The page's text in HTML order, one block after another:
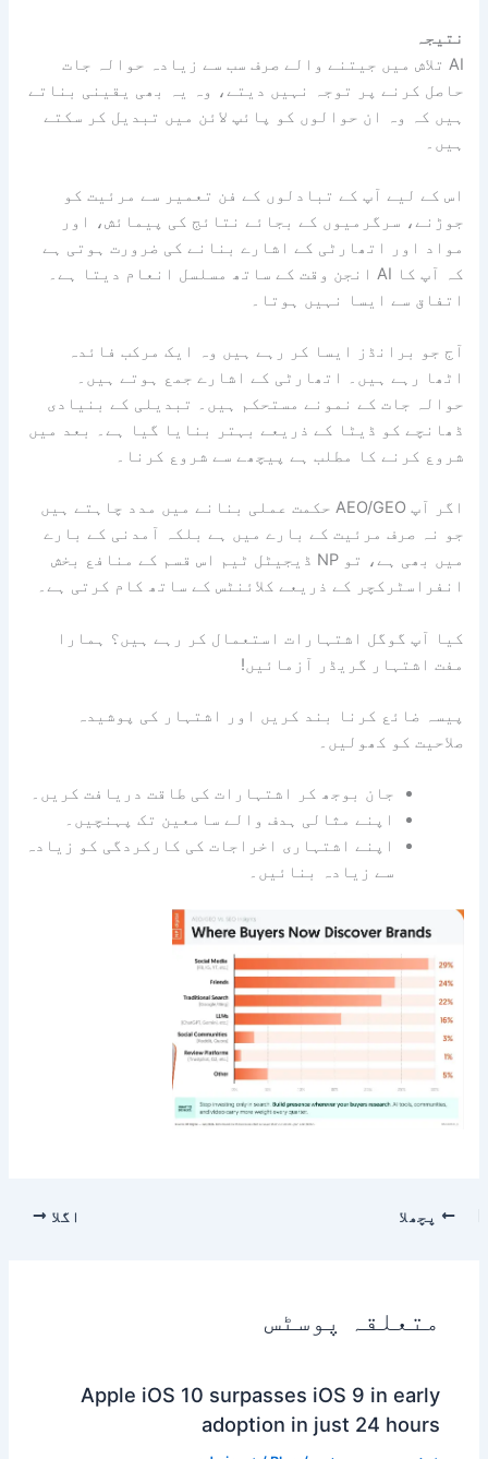
نتیجہ
AI تلاش میں جیتنے والے صرف سب سے زیادہ حوالہ جات
حاصل کرنے پر توجہ نہیں دیتے، وہ یہ بھی یقینی بناتے
ہیں کہ وہ ان حوالوں کو پائپ لائن میں تبدیل کر سکتے
ہیں۔
اس کے لیے آپ کے تبادلوں کے فن تعمیر سے مرئیت کو
جوڑنے، سرگرمیوں کے بجائے نتائج کی پیمائش، اور
مواد اور اتھارٹی کے اشارے بنانے کی ضرورت ہوتی ہے
کہ آپ کا AI انجن وقت کے ساتھ مسلسل انعام دیتا ہے۔
اتفاق سے ایسا نہیں ہوتا۔
آج جو برانڈز ایسا کر رہے ہیں وہ ایک مرکب فائدہ
اٹھا رہے ہیں۔ اتھارٹی کے اشارے جمع ہوتے ہیں۔
حوالہ جات کے نمونے مستحکم ہیں۔ تبدیلی کے بنیادی
ڈھانچے کو ڈیٹا کے ذریعے بہتر بنایا گیا ہے۔ بعد میں
شروع کرنے کا مطلب ہے پیچھے سے شروع کرنا۔
اگر آپ AEO/GEO حکمت عملی بنانے میں مدد چاہتے ہیں
جو نہ صرف مرئیت کے بارے میں ہے بلکہ آمدنی کے بارے
میں بھی ہے، تو NP ڈیجیٹل ٹیم اس قسم کے منافع بخش
انفراسٹرکچر کے ذریعے کلائنٹس کے ساتھ کام کرتی ہے۔
کیا آپ گوگل اشتہارات استعمال کر رہے ہیں؟ ہمارا
مفت اشتہار گریڈر آزمائیں!
پیسہ ضائع کرنا بند کریں اور اشتہار کی پوشیدہ
صلاحیت کو کھولیں۔
جان بوجھ کر اشتہارات کی طاقت دریافت کریں۔
اپنے مثالی ہدف والے سامعین تک پہنچیں۔
اپنے اشتہاری اخراجات کی کارکردگی کو زیادہ
سے زیادہ بنائیں۔
پچھلا اگلا
متعلقہ پوسٹس
Apple iOS 10 surpasses iOS 9 in early
adoption in just 24 hours